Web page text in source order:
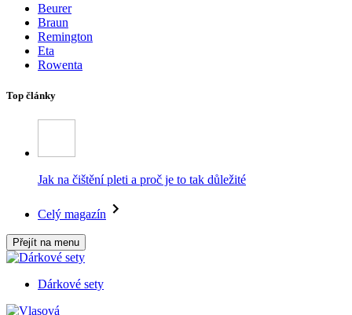
Beurer
Braun
Remington
Eta
Rowenta
Top články
Jak na čištění pleti a proč je to tak důležité
Celý magazín
Přejít na menu
Dárkové sety